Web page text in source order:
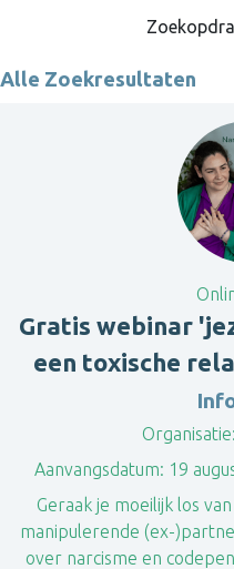
Alle Zoekresultaten
Gratis webinar
een toxische
Organisatie:
Aanvangsdatum: 19
Geraak je moeilijk los
manipulerende (ex-
over narcisme en